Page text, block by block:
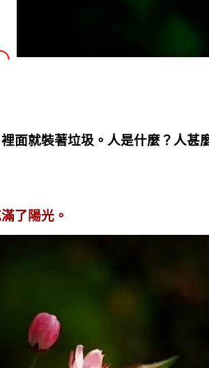
╮
面就裝著垃圾。人是什麼？人甚
了陽光。